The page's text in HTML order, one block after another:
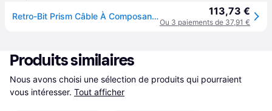
Retro-Bit Prism Câble À Composantes Gamecube 113,73 €
Ou 3 paiements de 37,91 €
Produits similaires
Nous avons choisi une sélection de produits qui pourraient
vous intéresser. Tout afficher